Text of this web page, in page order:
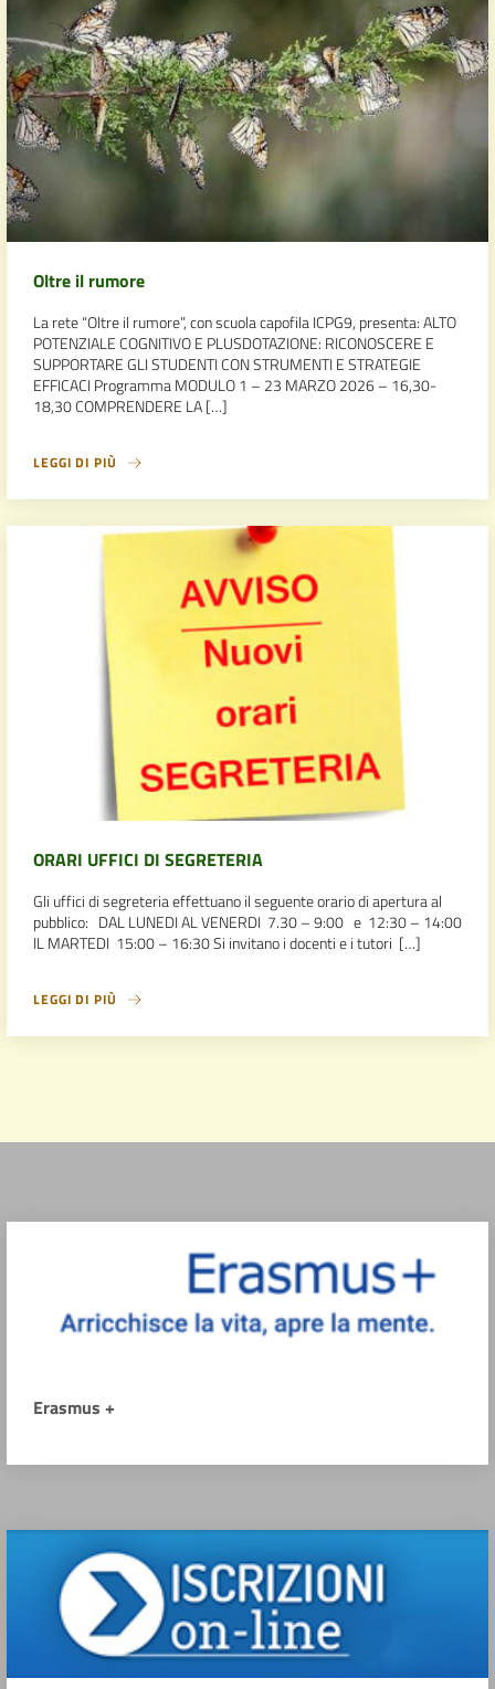
Oltre il rumore
La rete “Oltre il rumore”, con scuola capofila ICPG9, presenta: ALTO
POTENZIALE COGNITIVO E PLUSDOTAZIONE: RICONOSCERE E
SUPPORTARE GLI STUDENTI CON STRUMENTI E STRATEGIE
EFFICACI Programma MODULO 1 – 23 MARZO 2026 – 16,30-
18,30 COMPRENDERE LA […]
LEGGI DI PIÙ
ORARI UFFICI DI SEGRETERIA
Gli uffici di segreteria effettuano il seguente orario di apertura al
pubblico: DAL LUNEDI AL VENERDI 7.30 – 9:00 e 12:30 – 14:00
IL MARTEDI 15:00 – 16:30 Si invitano i docenti e i tutori […]
LEGGI DI PIÙ
Erasmus +